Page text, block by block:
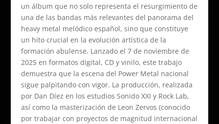
un álbum que no solo representa el resurgimiento de
una de las bandas más relevantes del panorama del
heavy metal melódico español, sino que constituye
un hito crucial en la evolución artística de la
formación abulense. Lanzado el 7 de noviembre de
2025 en formatos digital, CD y vinilo, este trabajo
demuestra que la escena del Power Metal nacional
sigue palpitando con vigor. La producción, realizada
por Dan Díez en los estudios Sonido XXI y Rock Lab,
así como la masterización de Leon Zervos (conocido
por trabajar con proyectos de magnitud internacional